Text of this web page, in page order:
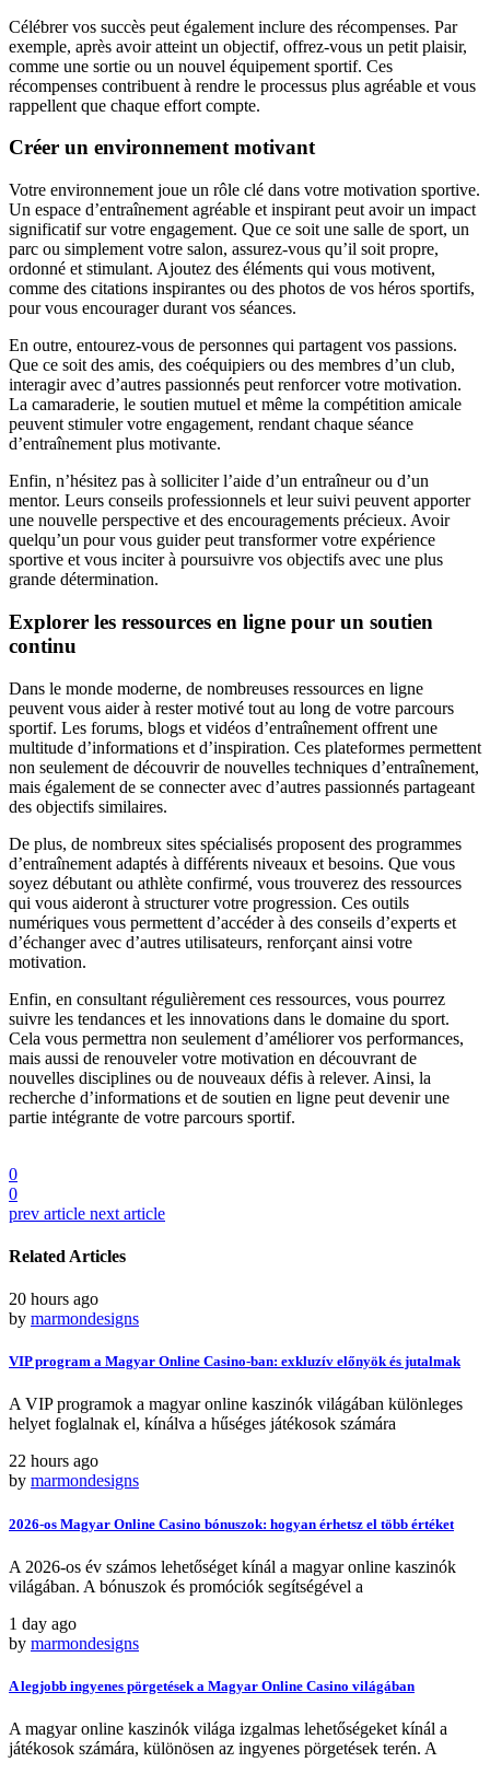
Célébrer vos succès peut également inclure des récompenses. Par
exemple, après avoir atteint un objectif, offrez-vous un petit plaisir,
comme une sortie ou un nouvel équipement sportif. Ces
récompenses contribuent à rendre le processus plus agréable et vous
rappellent que chaque effort compte.
Créer un environnement motivant
Votre environnement joue un rôle clé dans votre motivation sportive.
Un espace d’entraînement agréable et inspirant peut avoir un impact
significatif sur votre engagement. Que ce soit une salle de sport, un
parc ou simplement votre salon, assurez-vous qu’il soit propre,
ordonné et stimulant. Ajoutez des éléments qui vous motivent,
comme des citations inspirantes ou des photos de vos héros sportifs,
pour vous encourager durant vos séances.
En outre, entourez-vous de personnes qui partagent vos passions.
Que ce soit des amis, des coéquipiers ou des membres d’un club,
interagir avec d’autres passionnés peut renforcer votre motivation.
La camaraderie, le soutien mutuel et même la compétition amicale
peuvent stimuler votre engagement, rendant chaque séance
d’entraînement plus motivante.
Enfin, n’hésitez pas à solliciter l’aide d’un entraîneur ou d’un
mentor. Leurs conseils professionnels et leur suivi peuvent apporter
une nouvelle perspective et des encouragements précieux. Avoir
quelqu’un pour vous guider peut transformer votre expérience
sportive et vous inciter à poursuivre vos objectifs avec une plus
grande détermination.
Explorer les ressources en ligne pour un soutien
continu
Dans le monde moderne, de nombreuses ressources en ligne
peuvent vous aider à rester motivé tout au long de votre parcours
sportif. Les forums, blogs et vidéos d’entraînement offrent une
multitude d’informations et d’inspiration. Ces plateformes permettent
non seulement de découvrir de nouvelles techniques d’entraînement,
mais également de se connecter avec d’autres passionnés partageant
des objectifs similaires.
De plus, de nombreux sites spécialisés proposent des programmes
d’entraînement adaptés à différents niveaux et besoins. Que vous
soyez débutant ou athlète confirmé, vous trouverez des ressources
qui vous aideront à structurer votre progression. Ces outils
numériques vous permettent d’accéder à des conseils d’experts et
d’échanger avec d’autres utilisateurs, renforçant ainsi votre
motivation.
Enfin, en consultant régulièrement ces ressources, vous pourrez
suivre les tendances et les innovations dans le domaine du sport.
Cela vous permettra non seulement d’améliorer vos performances,
mais aussi de renouveler votre motivation en découvrant de
nouvelles disciplines ou de nouveaux défis à relever. Ainsi, la
recherche d’informations et de soutien en ligne peut devenir une
partie intégrante de votre parcours sportif.
0
0
prev article next article
Related Articles
20 hours ago
by marmondesigns
VIP program a Magyar Online Casino-ban: exkluzív előnyök és jutalmak
A VIP programok a magyar online kaszinók világában különleges
helyet foglalnak el, kínálva a hűséges játékosok számára
22 hours ago
by marmondesigns
2026-os Magyar Online Casino bónuszok: hogyan érhetsz el több értéket
A 2026-os év számos lehetőséget kínál a magyar online kaszinók
világában. A bónuszok és promóciók segítségével a
1 day ago
by marmondesigns
A legjobb ingyenes pörgetések a Magyar Online Casino világában
A magyar online kaszinók világa izgalmas lehetőségeket kínál a
játékosok számára, különösen az ingyenes pörgetések terén. A